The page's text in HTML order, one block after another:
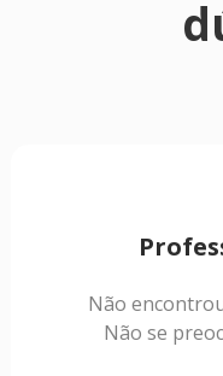
Não
Não se